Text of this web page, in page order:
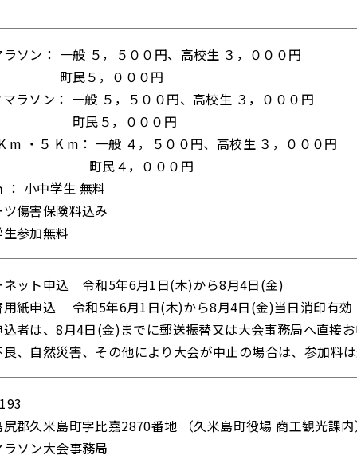
ソン： 一般 ５，５００円、高校生 ３，０００円
，０００円
ラソン： 一般 ５，５００円、高校生 ３，０００円
５，０００円
m ・５ K m： 一般 ４，５００円、高校生 ３，０００円
４，０００円
小中学生 無料
傷害保険料込み
参加無料
ネット申込 令和5年6月1日(木)から8月4日(金)
用紙申込 令和5年6月1日(木)から8月4日(金)当日消印有効
者は、8月4日(金)までに郵送振替又は大会事務局へ直接
、自然災害、その他により大会が中止の場合は、参加料
郡久米島町字比嘉2870番地 （久米島町役場 商工観光課
ソン大会事務局